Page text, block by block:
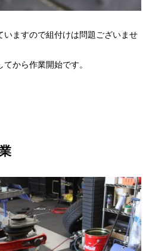
いますので組付けは問題ございませ
から作業開始です。